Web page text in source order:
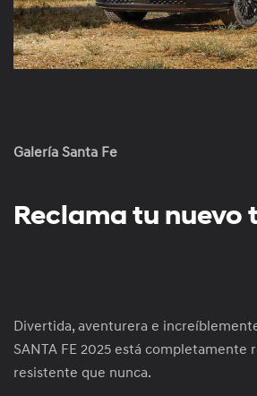
Galería Santa Fe
Reclama tu nuevo
Divertida, aventurera e
SANTA FE 2025 está completamente
resistente que nunca.